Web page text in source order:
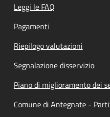
Leggi le FAQ
Pagamenti
Riepilogo valutazioni
Segnalazione disservizio
Piano di miglioramento dei
Comune di Antegnate -